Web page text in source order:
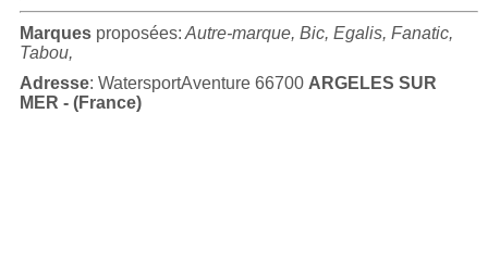
Marquesproposées: Autre-marque, Bic, Egalis, Fanatic,
Tabou,
Adresse: WatersportAventure 66700 ARGELES SUR
MER - (France)